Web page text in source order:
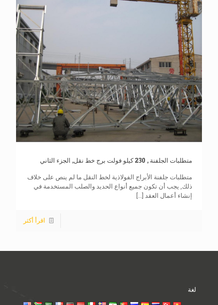
متطلبات الجلفنة , 230 كيلو فولت برج خط نقل, الجزء الثاني
متطلبات جلفنة الأبراج الفولاذية لخط النقل ما لم ينص على خلاف
ذلك, يجب أن تكون جميع أنواع الحديد والصلب المستخدمة في
إنشاء أعمال العقد [...]
اقرأ أكثر
لغة